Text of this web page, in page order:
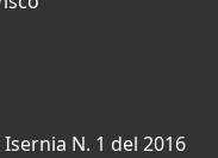
N. 1 del 2016